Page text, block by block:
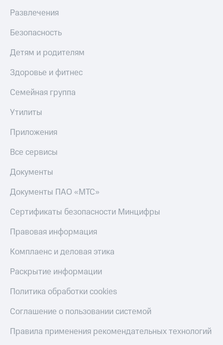
автоплатежа
Пополнить
другого
интернета
Переводы
с
телефона
на карту
МТС Pay
Оплата
коду
Смартфоны
Наушники
колонки
Умные
и
трекеры
Развлечения
Безопасность
Детям и родителям
Здоровье и фитнес
Семейная группа
Утилиты
Приложения
Все сервисы
Документы
Документы ПАО «МТС»
Сертификаты безопасности Минцифры
Правовая информация
Комплаенс и деловая этика
Раскрытие информации
Политика обработки cookies
Соглашение о пользовании системой
Правила применения рекомендательных технологий